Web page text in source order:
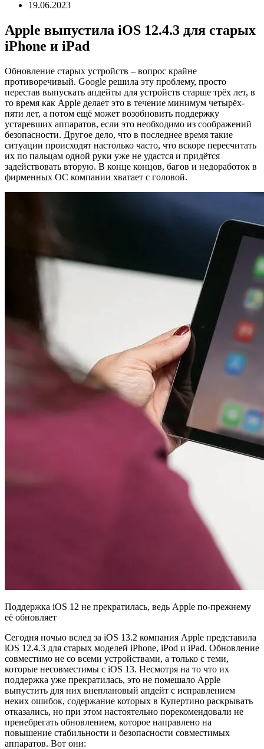
19.06.2023
Apple выпустила iOS 12.4.3 для старых
iPhone и iPad
Обновление старых устройств – вопрос крайне
противоречивый. Google решила эту проблему, просто
перестав выпускать апдейты для устройств старше трёх лет, в
то время как Apple делает это в течение минимум четырёх-
пяти лет, а потом ещё может возобновить поддержку
устаревших аппаратов, если это необходимо из соображений
безопасности. Другое дело, что в последнее время такие
ситуации происходят настолько часто, что вскоре пересчитать
их по пальцам одной руки уже не удастся и придётся
задействовать вторую. В конце концов, багов и недоработок в
фирменных ОС компании хватает с головой.
Поддержка iOS 12 не прекратилась, ведь Apple по-прежнему
её обновляет
Сегодня ночью вслед за iOS 13.2 компания Apple представила
iOS 12.4.3 для старых моделей iPhone, iPod и iPad. Обновление
совместимо не со всеми устройствами, а только с теми,
которые несовместимы с iOS 13. Несмотря на то что их
поддержка уже прекратилась, это не помешало Apple
выпустить для них внеплановый апдейт с исправлением
неких ошибок, содержание которых в Купертино раскрывать
отказались, но при этом настоятельно порекомендовали не
пренебрегать обновлением, которое направлено на
повышение стабильности и безопасности совместимых
аппаратов. Вот они: